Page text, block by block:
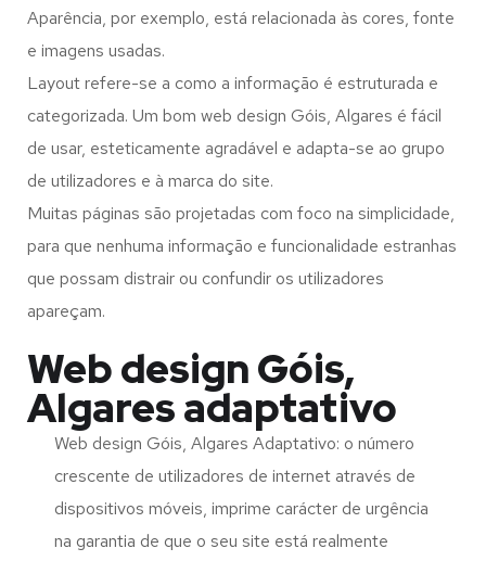
Aparência, por exemplo, está relacionada às cores, fonte
e imagens usadas.
Layout refere-se a como a informação é estruturada e
categorizada. Um bom web design Góis, Algares é fácil
de usar, esteticamente agradável e adapta-se ao grupo
de utilizadores e à marca do site.
Muitas páginas são projetadas com foco na simplicidade,
para que nenhuma informação e funcionalidade estranhas
que possam distrair ou confundir os utilizadores
apareçam.
Web design Góis,
Algares adaptativo
Web design Góis, Algares Adaptativo: o número
crescente de utilizadores de internet através de
dispositivos móveis, imprime carácter de urgência
na garantia de que o seu site está realmente